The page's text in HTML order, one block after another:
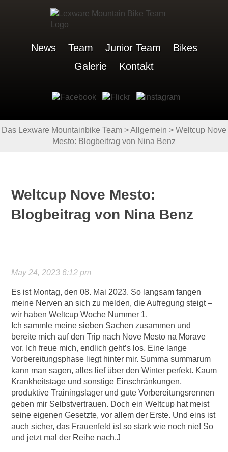
News Team Junior Team
Bikes
Galerie
Kontakt
Das Lexware Mountainbike Team >Allgemein > Weltcup Nove
Mesto: Blogbeitrag von Nina Benz
Weltcup Nove Mesto:
Blogbeitrag von Nina Benz
May 24, 2023 6:12 pm
Es ist Montag, den 08. Mai 2023. So langsam fangen
meine Nerven an sich zu melden, die Aufregung steigt –
wir haben Weltcup Woche Nummer 1.
Ich sammle meine sieben Sachen zusammen und
bereite mich auf den Trip nach Nove Mesto na Morave
vor. Ich freue mich, endlich geht’s los. Eine lange
Vorbereitungsphase liegt hinter mir. Summa summarum
kann man sagen, alles lief über den Winter perfekt. Kaum
Krankheitstage und sonstige Einschränkungen,
produktive Trainingslager und gute Vorbereitungsrennen
geben mir Selbstvertrauen. Doch ein Weltcup hat meist
seine eigenen Gesetzte, vor allem der Erste. Und eins ist
auch sicher, das Frauenfeld ist so stark wie noch nie! So
und jetzt mal der Reihe nach.J